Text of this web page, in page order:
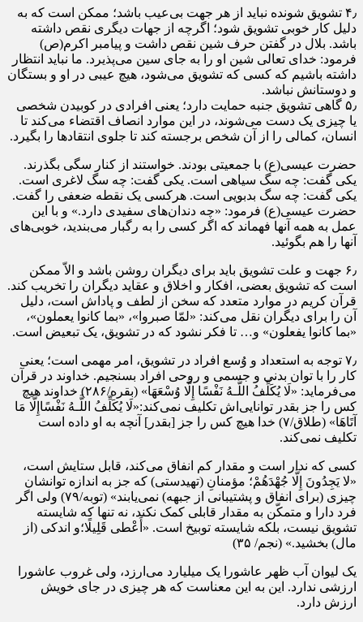
۴٫ تشویق شونده نباید از هر جهت بی‌عیب باشد؛ ممکن است که به
دلیل کار خوبی تشویق شود؛ اگرچه از جهات دیگری نقص داشته
باشد. بلال در گفتن حرف شین نقص داشت و پیامبر اکرم(ص)
فرمود: خدای تعالی شین او را به جای سین می‌پذیرد. ما نباید انتظار
داشته باشیم که کسی که تشویق می‌شود، هیچ عیبی در او و بستگان
و دوستانش نباشد.
۵٫ گاهی تشویق جنبه حمایت دارد؛ یعنی افرادی در کوبیدن شخصی
یا چیزی یک دست می‌شوند، در این موارد انصاف اقتضاء می‌کند تا
انسان، کمالی را از آن شخص برجسته کند تا جلوی انتقادها را بگیرد.
حضرت عیسى(ع) با جمعیتى بودند. خواستند از کنار سگى بگذرند.
یکى گفت: چه سگ‏ سیاهى است. یکى گفت: چه سگ‏ لاغرى است.
یکى گفت: چه سگ بد‌بویى است. هرکسى یک نقطه ضعفى را گفت.
حضرت عیسى‏(ع) فرمود: «چه دندان‏‌هاى سفیدى دارد.» و با این
عمل به همه آنها فهماند که اگر کسی را به رگبار می‌بندید، خوبی‌های
آنها را هم بگوئید.
۶٫ جهت و علت تشویق باید برای دیگران روشن باشد و الاّ ممکن
است که تشویق بعضی، افکار و اخلاق و عقاید دیگران را تخریب کند.
قرآن کریم در موارد متعدد که سخن از لطف و پاداش است، دلیل
آن را برای دیگران نقل می‌کند: «لمّا صبروا»، «بما کانوا یعملون»،
«بما کانوا یفعلون» و… تا فکر نشود که در تشویق، یک تبعیض است.
۷٫ توجه به استعداد و وُسع افراد در تشویق، امر مهمی است؛ یعنی
کار را با توان بدنی و جسمی و روحی افراد بسنجیم. خداوند در قرآن
می‌فرماید: «لَا یُکَلِّفُ اللَّـهُ نَفْسًا إِلَّا وُسْعَهَا» (بقره/۲۸۶) خداوند هیچ
کس را جز بقدر توانایى‌اش تکلیف نمى‌کند:«لَا یُکَلِّفُ اللَّـهُ نَفْسًاإِلَّا مَا
آتَاهَا» (طلاق/۷) خدا هیچ کس را جز [بقدر] آنچه به او داده است
تکلیف نمى‌کند.
کسى که ندار است و مقدار کم‏ انفاق مى‏‌کند، قابل ستایش است،
«لا یَجِدُونَ إِلَّا جُهْدَهُمْ؛ مؤمنانِ (تهیدستى) که جز به اندازه‏ توانشان
چیزى (براى انفاق و پشتیبانى از جبهه) نمى‏‌یابند» (توبه/۷۹) ولى اگر
فرد دارا و متمکّن به مقدار قابلى کمک نکند، نه تنها که شایسته
تشویق نیست، بلکه شایسته توبیخ‏ است. «أَعْطى‏ قَلِیلًا؛و اندکى (از
مال) بخشید.» (نجم/ ۳۵)
یک لیوان آب ظهر عاشورا یک میلیارد می‌ارزد، ولی غروب عاشورا
ارزشی ندارد. این به این معناست که هر چیزی در جای خویش
ارزش دارد.